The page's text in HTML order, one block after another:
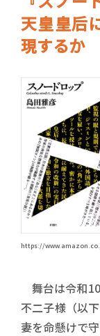
天皇皇后
現するか
https://
舞台は令和
不二子様（以
妻を命懸けで